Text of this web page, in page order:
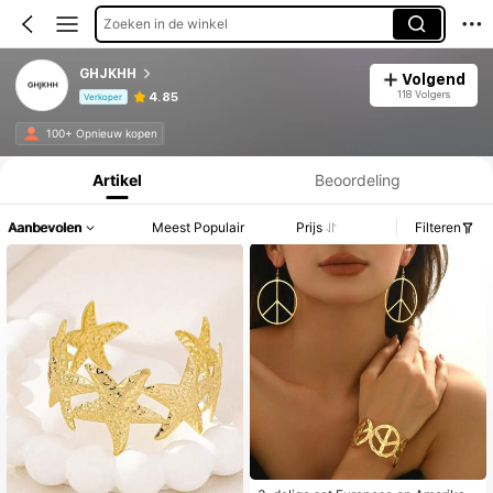
Zoeken in de winkel
GHJKHH
Verkoper 4.85
Volgend
118 Volgers
100+ Opnieuw kopen
Productinformatie: Prijsopenbaring, Verkoop- en Voorraadgegevens.
Artikel Beoordeling
Aanbevolen Meest Populair Prijs Filteren